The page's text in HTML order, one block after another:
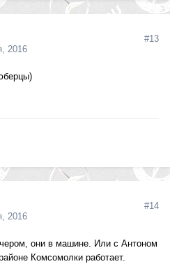
2016
#13
2016
#14
они в машине. Или с Антоном
Комсомолки работает.